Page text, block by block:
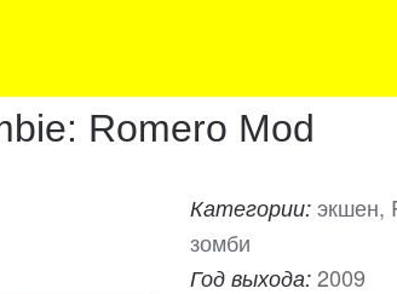
Romero Mod
Категории: экшен,
зомби
Год выхода: 2009